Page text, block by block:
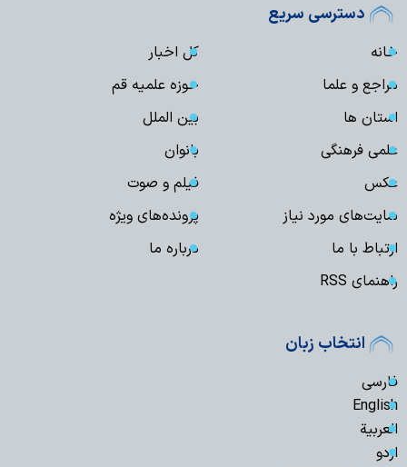
دسترسی سریع
خانه
کل اخبار
مراجع و علما
حوزه علمیه قم
استان ها
بین الملل
علمی فرهنگی
بانوان
عکس
فیلم و صوت
سایت‌های مورد نیاز
پرونده‌های ویژه
ارتباط با ما
درباره ما
راهنمای RSS
انتخاب زبان
فارسی
English
العربیة
اردو